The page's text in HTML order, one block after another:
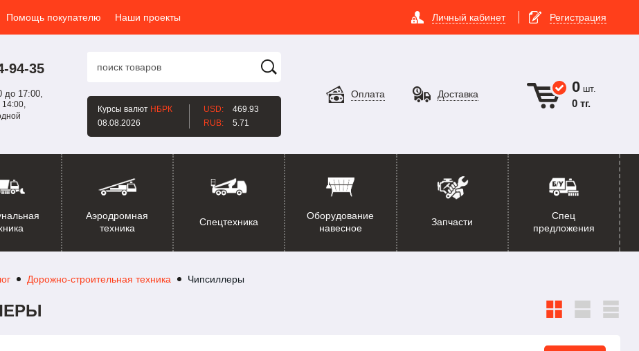
Помощь покупателю Наши проекты Личный кабинет Регистрация
94-35
до 17:00,
Курсы валют НБРК
08.08.2026
USD:
469.93
RUB:
5.71
Оплата Доставка 0 шт.
0 тг.
Аэродромная
техника
Спецтехника
Оборудование
навесное
Запчасти
Спец
предложения
Дорожно-строительная техника Чипсиллеры